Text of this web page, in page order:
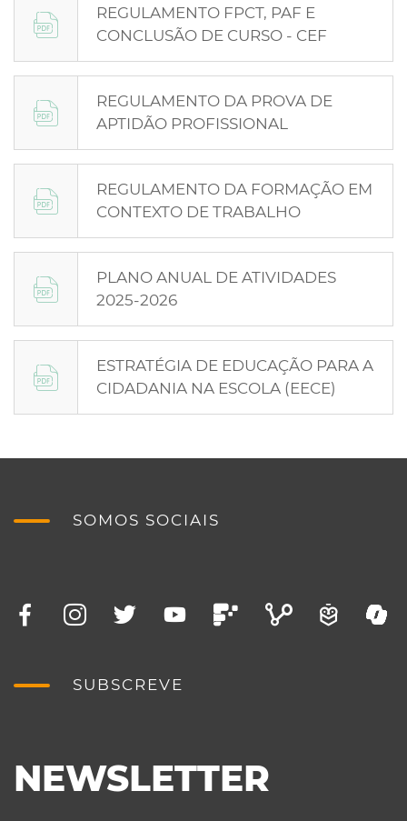
REGULAMENTO FPCT, PAF E
CONCLUSÃO DE CURSO - CEF
REGULAMENTO DA PROVA DE
APTIDÃO PROFISSIONAL
REGULAMENTO DA FORMAÇÃO EM
CONTEXTO DE TRABALHO
PLANO ANUAL DE ATIVIDADES
2025-2026
ESTRATÉGIA DE EDUCAÇÃO PARA A
CIDADANIA NA ESCOLA (EECE)
SOMOS SOCIAIS
SUBSCREVE
NEWSLETTER